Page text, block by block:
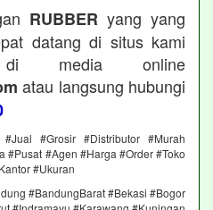
RUBBER yang yang
datang di situs kami
media online
atau langsung hubungi
#Grosir #Distributor #Murah
#Pusat #Agen #Harga #Order #Toko
#Ukuran
#BandungBarat #Bekasi #Bogor